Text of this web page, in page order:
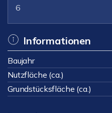
6
Informationen
Baujahr
Nutzfläche (ca.)
Grundstücksfläche (ca.)